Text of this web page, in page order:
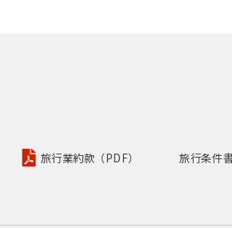
旅行業約款（PDF） 旅行条件